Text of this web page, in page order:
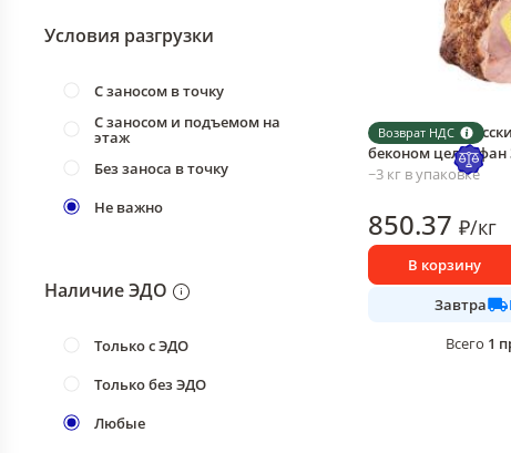
Условия разгрузки
С заносом в точку
С заносом и подъемом на
этаж
Без заноса в точку
Не важно
Наличие ЭДО
Только с ЭДО
Только без ЭДО
Любые
Возврат НДС
Колбаса
беконом целлофан
~3 кг в упаковке
850.37 ₽/кг
В корзину
Завтра
Всего 1